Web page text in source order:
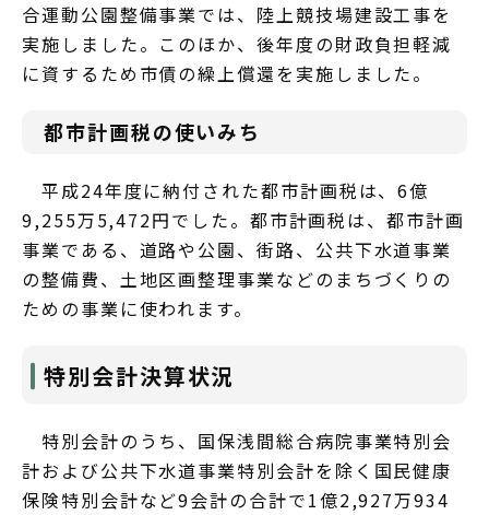
合運動公園整備事業では、陸上競技場建設工事を
実施しました。このほか、後年度の財政負担軽減
に資するため市債の繰上償還を実施しました。
都市計画税の使いみち
平成24年度に納付された都市計画税は、6億
9,255万5,472円でした。都市計画税は、都市計画
事業である、道路や公園、街路、公共下水道事業
の整備費、土地区画整理事業などのまちづくりの
ための事業に使われます。
特別会計決算状況
特別会計のうち、国保浅間総合病院事業特別会
計および公共下水道事業特別会計を除く国民健康
保険特別会計など9会計の合計で1億2,927万934